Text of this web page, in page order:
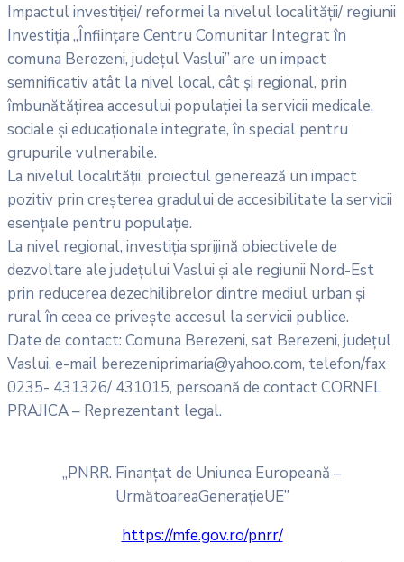
Impactul investiției/ reformei la nivelul localității/ regiunii
Investiția „Înființare Centru Comunitar Integrat în
comuna Berezeni, județul Vaslui” are un impact
semnificativ atât la nivel local, cât și regional, prin
îmbunătățirea accesului populației la servicii medicale,
sociale și educaționale integrate, în special pentru
grupurile vulnerabile.
La nivelul localității, proiectul generează un impact
pozitiv prin creșterea gradului de accesibilitate la servicii
esențiale pentru populație.
La nivel regional, investiția sprijină obiectivele de
dezvoltare ale județului Vaslui și ale regiunii Nord-Est
prin reducerea dezechilibrelor dintre mediul urban și
rural în ceea ce privește accesul la servicii publice.
Date de contact: Comuna Berezeni, sat Berezeni, județul
Vaslui, e-mail berezeniprimaria@yahoo.com, telefon/fax
0235- 431326/ 431015, persoană de contact CORNEL
PRAJICA – Reprezentant legal.
„PNRR. Finanțat de Uniunea Europeană –
UrmătoareaGenerațieUE”
https://mfe.gov.ro/pnrr/